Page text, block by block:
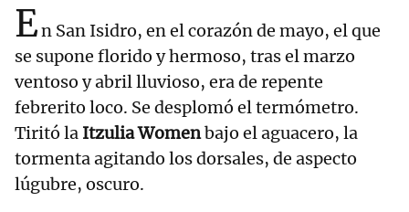
En San Isidro, en el corazón de mayo, el que
se supone florido y hermoso, tras el marzo
ventoso y abril lluvioso, era de repente
febrerito loco. Se desplomó el termómetro.
Tiritó la Itzulia Womenbajo el aguacero, la
tormenta agitando los dorsales, de aspecto
lúgubre, oscuro.